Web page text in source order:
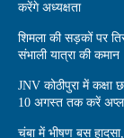
करेंगे अध्यक्षता
शिमला की सड़कों पर
संभाली यात्रा की कमान
JNV कोठीपुरा में
10 अगस्त तक करें
चंबा में भीषण बस